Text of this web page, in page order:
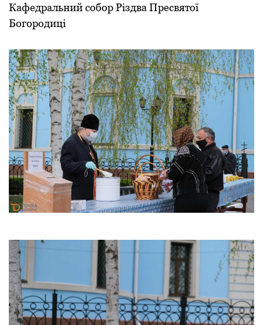
Кафедральний собор Різдва Пресвятої
Богородиці